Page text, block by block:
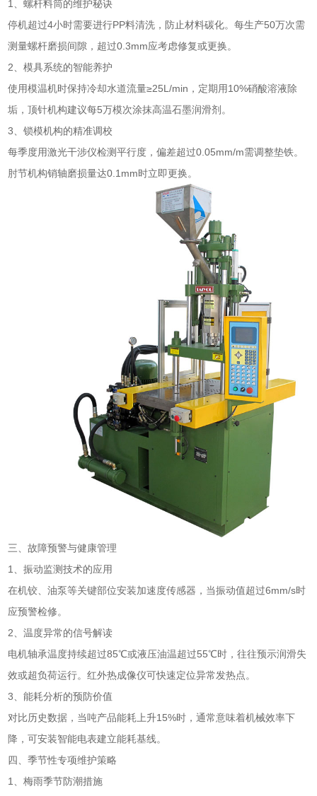
1、螺杆料筒的维护秘诀
停机超过4小时需要进行PP料清洗，防止材料碳化。每生产50万次需
测量螺杆磨损间隙，超过0.3mm应考虑修复或更换。
2、模具系统的智能养护
使用模温机时保持冷却水道流量≥25L/min，定期用10%硝酸溶液除
垢，顶针机构建议每5万模次涂抹高温石墨润滑剂。
3、锁模机构的精准调校
每季度用激光干涉仪检测平行度，偏差超过0.05mm/m需调整垫铁。
肘节机构销轴磨损量达0.1mm时立即更换。
三、故障预警与健康管理
1、振动监测技术的应用
在机铰、油泵等关键部位安装加速度传感器，当振动值超过6mm/s时
应预警检修。
2、温度异常的信号解读
电机轴承温度持续超过85℃或液压油温超过55℃时，往往预示润滑失
效或超负荷运行。红外热成像仪可快速定位异常发热点。
3、能耗分析的预防价值
对比历史数据，当吨产品能耗上升15%时，通常意味着机械效率下
降，可安装智能电表建立能耗基线。
四、季节性专项维护策略
1、梅雨季节防潮措施